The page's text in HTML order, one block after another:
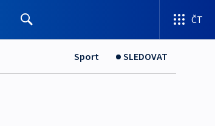
ČT
Sport SLEDOVAT